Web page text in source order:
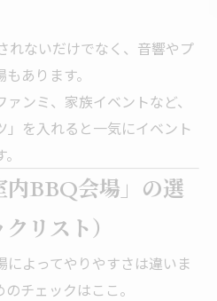
れないだけでなく、音響やプ
あります。
ンミ、家族イベントなど、
」を入れると一気にイベント
内BBQ会場」の選
リスト）
によってやりやすさは違いま
チェックはここ。